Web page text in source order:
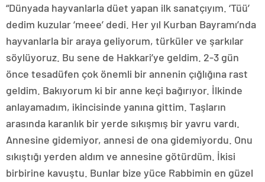
“Dünyada hayvanlarla düet yapan ilk sanatçıyım. ‘Tüü’
dedim kuzular ‘meee’ dedi. Her yıl Kurban Bayramı’nda
hayvanlarla bir araya geliyorum, türküler ve şarkılar
söylüyoruz. Bu sene de Hakkari’ye geldim. 2-3 gün
önce tesadüfen çok önemli bir annenin çığlığına rast
geldim. Bakıyorum ki bir anne keçi bağırıyor. İlkinde
anlayamadım, ikincisinde yanına gittim. Taşların
arasında karanlık bir yerde sıkışmış bir yavru vardı.
Annesine gidemiyor, annesi de ona gidemiyordu. Onu
sıkıştığı yerden aldım ve annesine götürdüm. İkisi
birbirine kavuştu. Bunlar bize yüce Rabbimin en güzel